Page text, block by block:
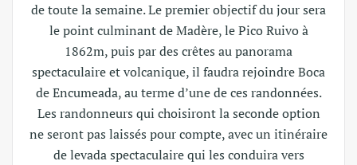
de toute la semaine. Le premier objectif du jour sera
le point culminant de Madère, le Pico Ruivo à
1862m, puis par des crêtes au panorama
spectaculaire et volcanique, il faudra rejoindre Boca
de Encumeada, au terme d’une de ces randonnées.
Les randonneurs qui choisiront la seconde option
ne seront pas laissés pour compte, avec un itinéraire
de levada spectaculaire qui les conduira vers